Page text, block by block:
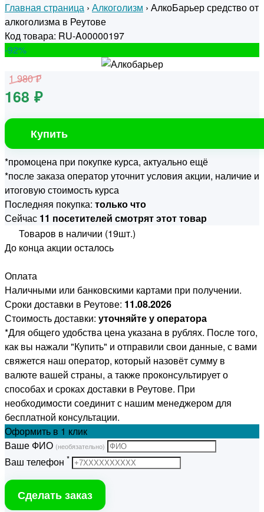
Главная страница › Алкоголизм › АлкоБарьер средство от
алкоголизма в Реутове
Код товара: RU-A00000197
-92%
1 980 ₽
168 ₽
Купить
*промоцена при покупке курса, актуально ещё
*после заказа оператор уточнит условия акции, наличие и
итоговую стоимость курса
Последняя покупка: только что
Сейчас 11 посетителей смотрят этот товар
Товаров в наличии (19шт.)
До конца акции осталось
Оплата
Наличными или банковскими картами при получении.
Сроки доставки в Реутове: 11.08.2026
Стоимость доставки: уточняйте у оператора
*Для общего удобства цена указана в рублях. После того,
как вы нажали "Купить" и отправили свои данные, с вами
свяжется наш оператор, который назовёт сумму в
валюте вашей страны, а также проконсультирует о
способах и сроках доставки в Реутове. При
необходимости соединит с нашим менеджером для
бесплатной консультации.
Оформить в 1 клик
Ваше ФИО (необязательно)
Ваш телефон *
Сделать заказ